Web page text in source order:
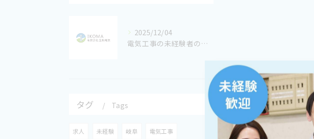
2025/12/04
電気工事の未経験者の求人募集中
タグ Tags
求人 未経験 岐阜 電気工事